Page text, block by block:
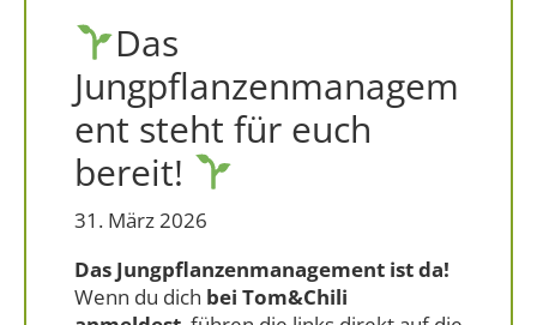
Das
Jungpflanzenmanagem
ent steht für euch
bereit!
31. März 2026
Das Jungpflanzen­management ist da!
Wenn du dich bei Tom&Chili